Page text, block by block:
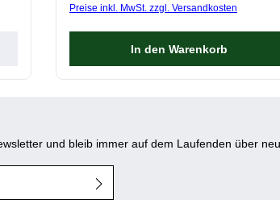
Preise inkl. MwSt. zzgl. Versandkosten
In den Warenkorb
und bleib immer auf dem Laufenden über